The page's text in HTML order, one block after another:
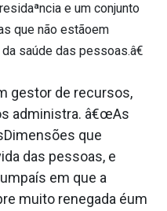
e um conjunto
que não estãoem
saúde das pessoas.â€
gestor de recursos,
administra. â€œAs
que
das pessoas, e
em que a
muito renegada éum